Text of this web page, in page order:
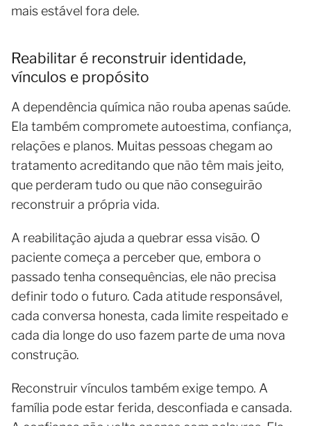
mais estável fora dele.
Reabilitar é reconstruir identidade,
vínculos e propósito
A dependência química não rouba apenas saúde.
Ela também compromete autoestima, confiança,
relações e planos. Muitas pessoas chegam ao
tratamento acreditando que não têm mais jeito,
que perderam tudo ou que não conseguirão
reconstruir a própria vida.
A reabilitação ajuda a quebrar essa visão. O
paciente começa a perceber que, embora o
passado tenha consequências, ele não precisa
definir todo o futuro. Cada atitude responsável,
cada conversa honesta, cada limite respeitado e
cada dia longe do uso fazem parte de uma nova
construção.
Reconstruir vínculos também exige tempo. A
família pode estar ferida, desconfiada e cansada.